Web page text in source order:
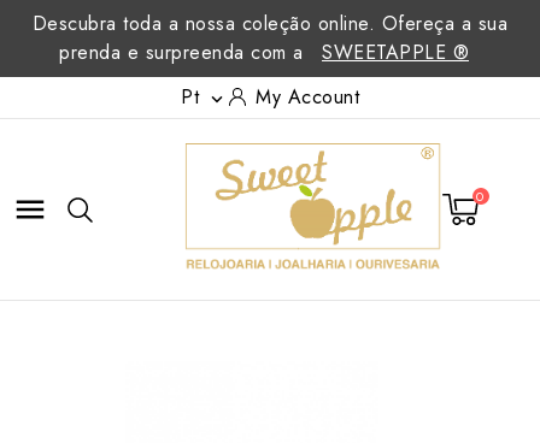
Descubra toda a nossa coleção online. Ofereça a sua
prenda e surpreenda com a
SWEETAPPLE ®
Pt  My Account
 0